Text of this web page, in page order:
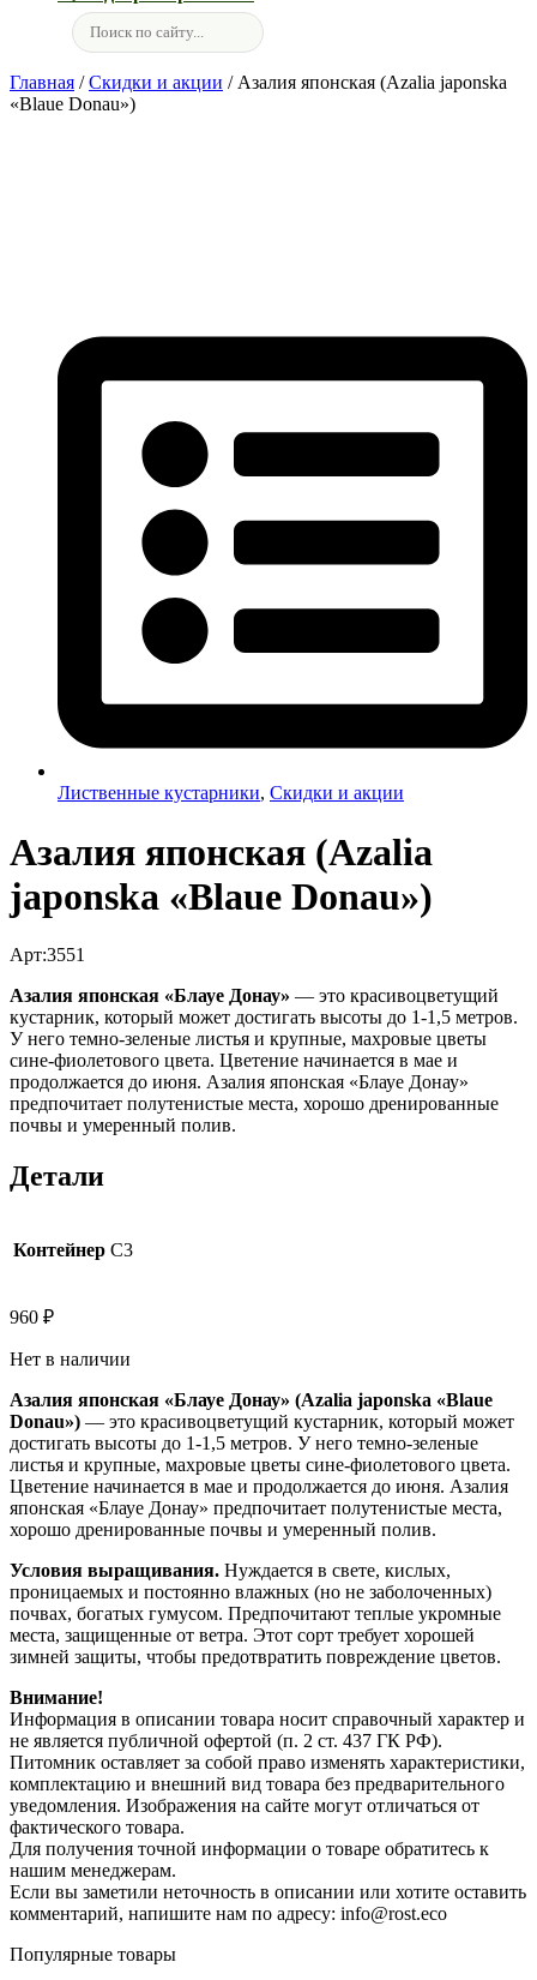
Главная /Скидки и акции / Азалия японская (Azalia japonska
«Blaue Donau»)
Лиственные кустарники, Скидки и акции
Азалия японская (Azalia
japonska «Blaue Donau»)
Арт:3551
Азалия японская «Блауе Донау» — это красивоцветущий
кустарник, который может достигать высоты до 1-1,5 метров.
У него темно-зеленые листья и крупные, махровые цветы
сине-фиолетового цвета. Цветение начинается в мае и
продолжается до июня. Азалия японская «Блауе Донау»
предпочитает полутенистые места, хорошо дренированные
почвы и умеренный полив.
Детали
Контейнер C3
960 ₽
Нет в наличии
Азалия японская «Блауе Донау» (Azalia japonska «Blaue
Donau») — это красивоцветущий кустарник, который может
достигать высоты до 1-1,5 метров. У него темно-зеленые
листья и крупные, махровые цветы сине-фиолетового цвета.
Цветение начинается в мае и продолжается до июня. Азалия
японская «Блауе Донау» предпочитает полутенистые места,
хорошо дренированные почвы и умеренный полив.
Условия выращивания. Нуждается в свете, кислых,
проницаемых и постоянно влажных (но не заболоченных)
почвах, богатых гумусом. Предпочитают теплые укромные
места, защищенные от ветра. Этот сорт требует хорошей
зимней защиты, чтобы предотвратить повреждение цветов.
Внимание!
Информация в описании товара носит справочный характер и
не является публичной офертой (п. 2 ст. 437 ГК РФ).
Питомник оставляет за собой право изменять характеристики,
комплектацию и внешний вид товара без предварительного
уведомления. Изображения на сайте могут отличаться от
фактического товара.
Для получения точной информации о товаре обратитесь к
нашим менеджерам.
Если вы заметили неточность в описании или хотите оставить
комментарий, напишите нам по адресу: info@rost.eco
Популярные товары